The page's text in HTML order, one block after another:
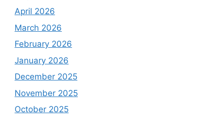
April 2026
March 2026
February 2026
January 2026
December 2025
November 2025
October 2025